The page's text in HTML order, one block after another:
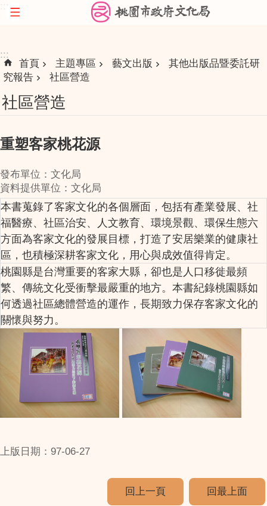
跳到主要內容區塊
:::
首頁 主題專區 藝文出版
其他出版品暨委託研
究報告
社區營造
社區營造
重塑客家桃花源
發布單位：文化局
資料提供單位：文化局
本書蒐錄了客家文化的各個層面，包括有產業發展、社
福醫療、社區治安、人文教育、環境景觀、環保生態六
方面為客家文化的發展目標，打造了安居樂業的健康社
區，也積極深耕客家文化，用心與成效值得肯定。
桃園縣是台灣重要的客家大縣，卻也是人口移徙最頻
繁、傳統文化受衝擊最嚴重的地方。本書紀錄桃園縣如
何透過社區總體營造的運作，長期致力保存客家文化的
關懷與努力。
上版日期：97-06-27
回上一頁 回最上面